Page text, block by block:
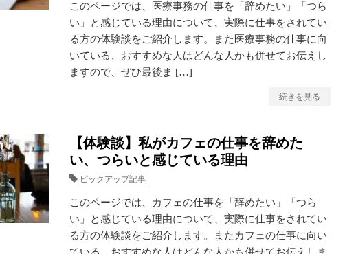
このページでは、医療事務の仕事を「辞めたい」「つら
い」と感じている理由について、実際に仕事をされてい
る方の体験談をご紹介します。また医療事務の仕事に向
いている、おすすめな人はどんな人かも併せてお伝えし
ますので、ぜひ最後ま […]
続きを見る
【体験談】私がカフェの仕事を辞めた
い、つらいと感じている理由
ピックアップ記事
このページでは、カフェの仕事を「辞めたい」「つら
い」と感じている理由について、実際に仕事をされてい
る方の体験談をご紹介します。またカフェの仕事に向い